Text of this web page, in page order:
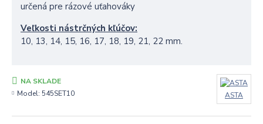
určená pre rázové uťahováky
Veľkosti nástrčných kľúčov:
10, 13, 14, 15, 16, 17, 18, 19, 21, 22 mm.
NA SKLADE
Model: 545SET10 ASTA